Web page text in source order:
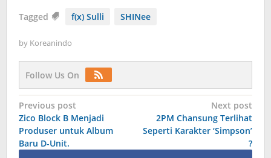
Tagged f(x) Sulli SHINee
by Koreanindo
Follow Us On
Post
navigation
Previous post
Zico Block B Menjadi
Produser untuk Album
Baru D-Unit.
Next post
2PM Chansung Terlihat
Seperti Karakter ‘Simpson’
?